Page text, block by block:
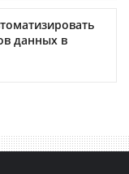
данных в